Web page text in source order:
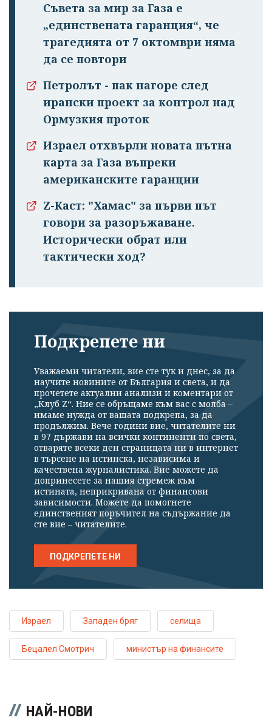
Съвета за мир за Газа е
„единствената гаранция“, че
трагедията от 7 октомври няма
да се повтори
Петролът - пак нагоре след
ирански проект за контрол над
Ормузкия проток
Израел отхвърли новата пътна
карта за Газа въпреки
американските гаранции
Z-Каст: "Хамас" за първи път
говори за разоръжаване.
Исторически обрат или
тактически ход?
Подкрепете ни
Уважаеми читатели, вие сте тук и днес, за да
научите новините от България и света, и да
прочетете актуални анализи и коментари от
„Клуб Z“. Ние се обръщаме към вас с молба –
имаме нужда от вашата подкрепа, за да
продължим. Вече години вие, читателите ни
в 97 държави на всички континенти по света,
отваряте всеки ден страницата ни в интернет
в търсене на истинска, независима и
качествена журналистика. Вие можете да
допринесете за нашия стремеж към
истината, неприкривана от финансови
зависимости. Можете да помогнете
единственият поръчител на съдържание да
сте вие – читателите.
ПОДКРЕПЕТЕ НИ
Израел Западен бряг селища
Бецалел Смотрич министър на финансите
НАЙ-НОВИ